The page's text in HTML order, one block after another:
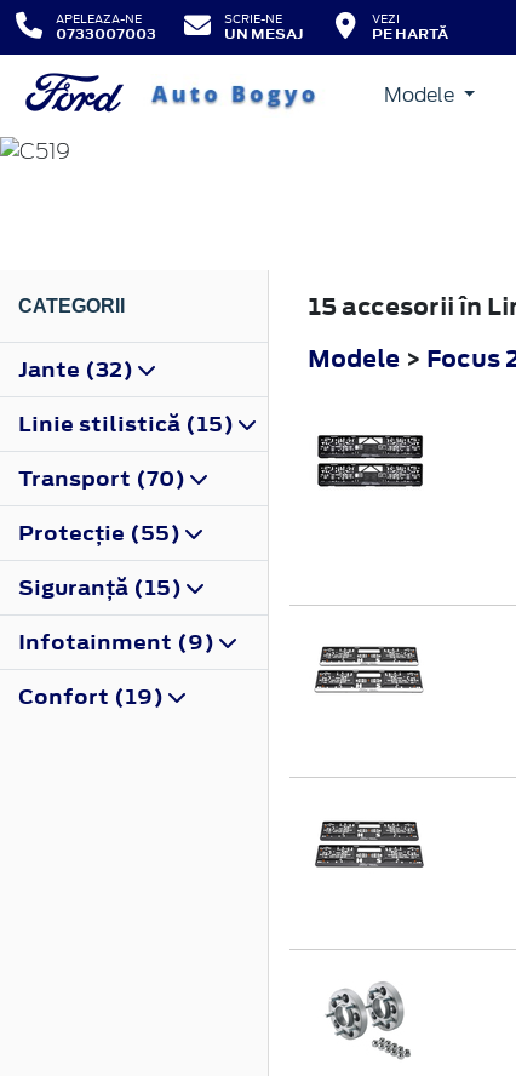
APELEAZA-NE
0733007003
SCRIE-NE
UN MESAJ
VEZI
PE HARTĂ
Modele
FOCUS
CATEGORII
Jante (32)
Linie stilistică (15)
Transport (70)
Protecţie (55)
Siguranţă (15)
Infotainment (9)
Confort (19)
15 accesorii în
Modele > Focus